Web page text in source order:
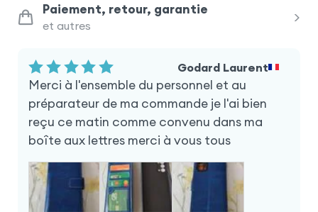
Paiement, retour, garantie
et autres
Godard Laurent
Merci à l'ensemble du personnel et au
préparateur de ma commande je l'ai bien
reçu ce matin comme convenu dans ma
boîte aux lettres merci à vous tous